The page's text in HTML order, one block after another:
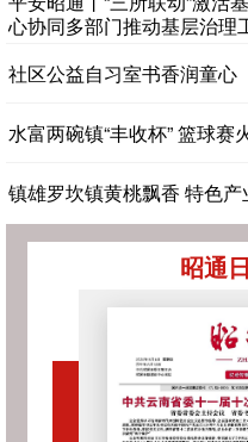
心协同多部门推动基层治理
社区公益自习室书香润童心
水富两碗镇“丰收杯” 篮球赛
镇雄罗坎镇黄桃飘香 特色
昭通